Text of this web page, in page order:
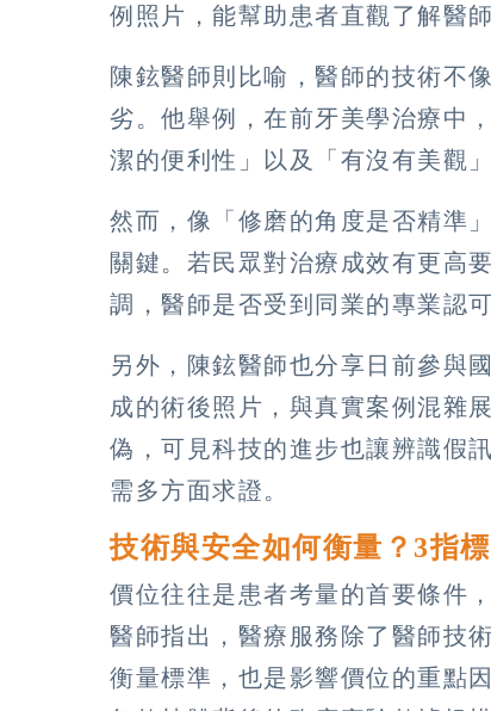
例照片，能幫助患者直觀了解醫
陳鉉醫師則比喻，醫師的技術不
劣。他舉例，在前牙美學治療中
潔的便利性」以及「有沒有美觀
然而，像「修磨的角度是否精準
關鍵。若民眾對治療成效有更高
調，醫師是否受到同業的專業認
另外，陳鉉醫師也分享日前參與
成的術後照片，與真實案例混雜
偽，可見科技的進步也讓辨識假
需多方面求證。
技術與安全如何衡量？3指
價位往往是患者考量的首要條件
醫師指出，醫療服務除了醫師技
衡量標準，也是影響價位的重點